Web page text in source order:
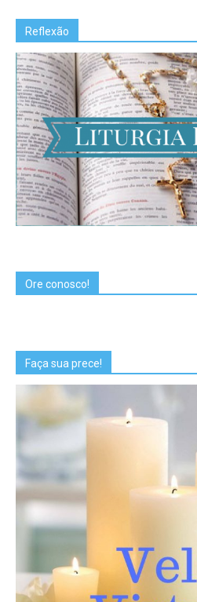
Reflexão
Ore conosco!
Faça sua prece!